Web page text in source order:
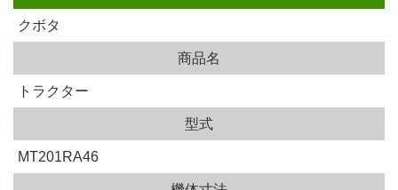
クボタ
商品名
トラクター
型式
MT201RA46